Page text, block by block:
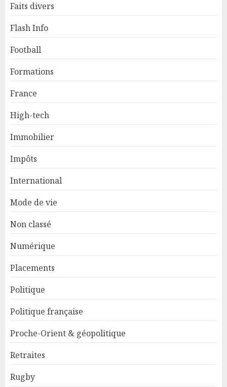
Faits divers
Flash Info
Football
Formations
France
High-tech
Immobilier
Impôts
International
Mode de vie
Non classé
Numérique
Placements
Politique
Politique française
Proche-Orient & géopolitique
Retraites
Rugby